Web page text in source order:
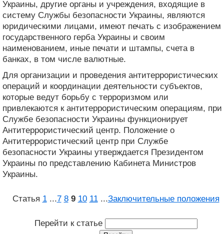
Украины, другие органы и учреждения, входящие в
систему Службы безопасности Украины, являются
юридическими лицами, имеют печать с изображением
государственного герба Украины и своим
наименованием, иные печати и штампы, счета в
банках, в том числе валютные.
Для организации и проведения антитеррористических
операций и координации деятельности субъектов,
которые ведут борьбу с терроризмом или
привлекаются к антитеррористическим операциям, при
Службе безопасности Украины функционирует
Антитеррористический центр. Положение о
Антитеррористический центр при Службе
безопасности Украины утверждается Президентом
Украины по представлению Кабинета Министров
Украины.
Статья 1 ...7 8 9 10 11 ...Заключительные положения
Перейти к статье